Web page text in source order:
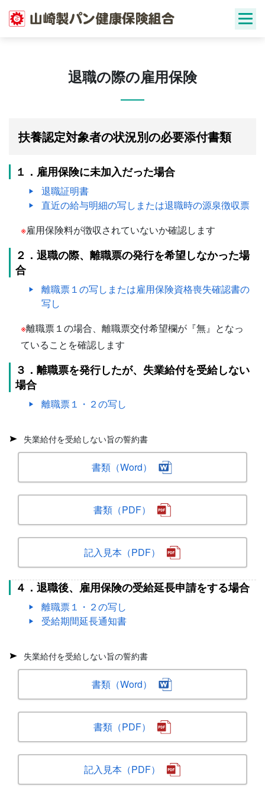
退職の際の雇用保険
扶養認定対象者の状況別の必要添付書類
１．雇用保険に未加入だった場合
退職証明書
直近の給与明細の写しまたは退職時の源泉徴収票
※雇用保険料が徴収されていないか確認します
２．退職の際、離職票の発行を希望しなかった場
合
離職票１の写しまたは雇用保険資格喪失確認書の
写し
※離職票１の場合、離職票交付希望欄が『無』となっ
ていることを確認します
３．離職票を発行したが、失業給付を受給しない
場合
離職票１・２の写し
失業給付を受給しない旨の誓約書
書類（Word）
書類（PDF）
記入見本（PDF）
４．退職後、雇用保険の受給延長申請をする場合
離職票１・２の写し
受給期間延長通知書
失業給付を受給しない旨の誓約書
書類（Word）
書類（PDF）
記入見本（PDF）